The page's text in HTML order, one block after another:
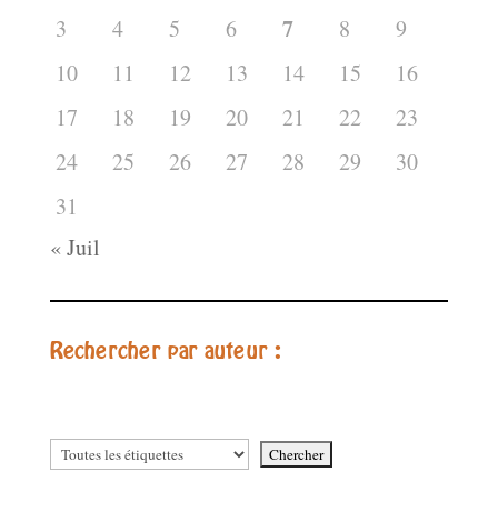
3
4 5 6 7 8
9
10
11 12 13 14 15
16
17
18 19 20 21 22
23
24
25 26 27 28 29
30
31
« Juil
Rechercher par auteur :